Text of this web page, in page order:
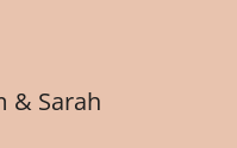
& Sarah